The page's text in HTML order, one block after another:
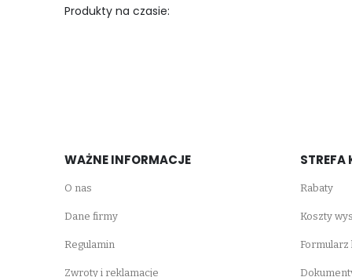
Produkty na czasie:
WAŻNE INFORMACJE
O nas
Dane firmy
Regulamin
Zwroty i reklamacje
STREFA
Rabaty
Koszty